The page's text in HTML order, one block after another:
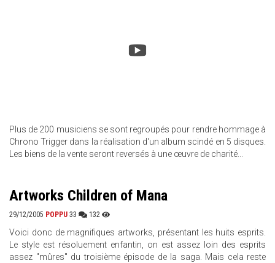
Plus de 200 musiciens se sont regroupés pour rendre hommage à
Chrono Trigger dans la réalisation d'un album scindé en 5 disques.
Les biens de la vente seront reversés à une œuvre de charité...
Artworks Children of Mana
29/12/2005 POPPU 33 132
Voici donc de magnifiques artworks, présentant les huits esprits.
Le style est résoluement enfantin, on est assez loin des esprits
assez "mûres" du troisième épisode de la saga. Mais cela reste